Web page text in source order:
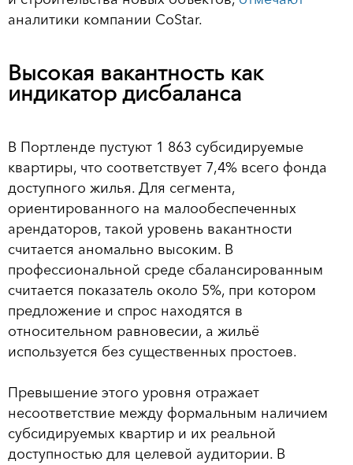
аналитики компании CoStar.
Высокая вакантность как
индикатор дисбаланса
В Портленде пустуют 1 863 субсидируемые
квартиры, что соответствует 7,4% всего фонда
доступного жилья. Для сегмента,
ориентированного на малообеспеченных
арендаторов, такой уровень вакантности
считается аномально высоким. В
профессиональной среде сбалансированным
считается показатель около 5%, при котором
предложение и спрос находятся в
относительном равновесии, а жильё
используется без существенных простоев.
Превышение этого уровня отражает
несоответствие между формальным наличием
субсидируемых квартир и их реальной
доступностью для целевой аудитории. В